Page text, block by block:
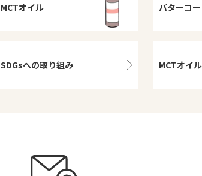
MCTオイル バターコ
SDGsへの取り組み MCTオイル